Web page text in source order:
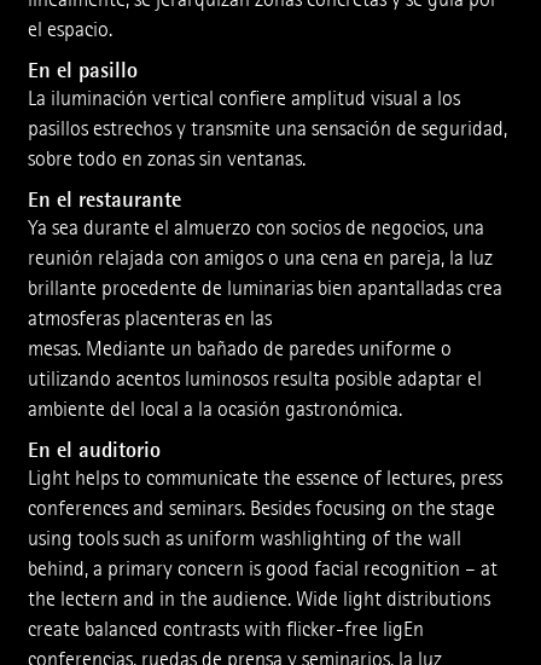
el espacio.
En el pasillo
La iluminación vertical confiere amplitud visual a los
pasillos estrechos y transmite una sensación de seguridad,
sobre todo en zonas sin ventanas.
En el restaurante
Ya sea durante el almuerzo con socios de negocios, una
reunión relajada con amigos o una cena en pareja, la luz
brillante procedente de luminarias bien apantalladas crea
­atmosferas ­placenteras en las
mesas. ­Mediante un bañado de paredes uniforme o
utilizando acentos ­luminosos resulta ­posible adaptar el
am­biente del local a la ocasión gastronómica.
En el auditorio
Light helps to communicate the essence of lectures, press
conferences and seminars. Besides focusing on the stage
using tools such as uniform washlighting of the wall
behind, a primary concern is good facial recognition – at
the lectern and in the audience. Wide light distributions
­create balanced contrasts with flicker-­free ligEn